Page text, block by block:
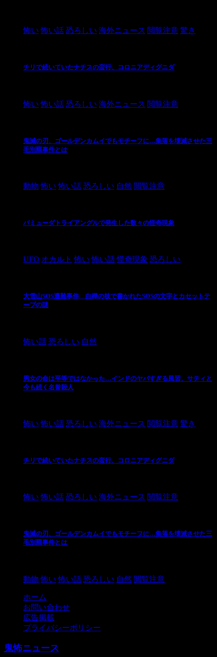
怖い 怖い話 恐ろしい 海外ニュース 閲覧注意 驚き
チリで続いていたナチスの蛮行、コロニアディグニダ
怖い 怖い話 恐ろしい 海外ニュース 閲覧注意
鬼滅の刃、ゴールデンカムイでもモチーフに…集落を壊滅させた三
毛別羆事件とは
動物 怖い 怖い話 恐ろしい 自然 閲覧注意
バミューダトライアングルで発生した数々の怪奇現象
UFO オカルト 怖い 怖い話 怪奇現象 恐ろしい
大雪山SOS遭難事件 白樺の枝で書かれたSOSの文字とカセットテ
ープの謎
怖い話 恐ろしい 自然
男女の命は平等ではなかった…インドのヤバすぎる風習、サティと
今も続く名誉殺人
怖い 怖い話 恐ろしい 海外ニュース 閲覧注意 驚き
チリで続いていたナチスの蛮行、コロニアディグニダ
怖い 怖い話 恐ろしい 海外ニュース 閲覧注意
鬼滅の刃、ゴールデンカムイでもモチーフに…集落を壊滅させた三
毛別羆事件とは
動物 怖い 怖い話 恐ろしい 自然 閲覧注意
ホーム
お問い合わせ
広告掲載
プライバシーポリシー
鬼怖ニュース